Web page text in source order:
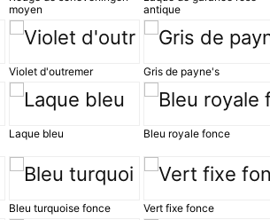
moyen
antique
Violet d'outremer Gris de payne's
Laque bleu Bleu royale fonce
Bleu turquoise fonce Vert fixe fonce